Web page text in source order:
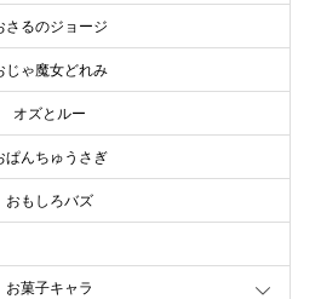
さるのジョージ
じゃ魔女どれみ
オズとルー
ぱんちゅうさぎ
おもしろバズ
お菓子キャラ